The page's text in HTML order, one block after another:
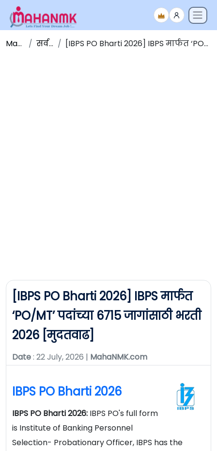
Maha NMK सर्व जाहिराती [IBPS PO Bharti 2026] IBPS मार्फत ‘PO/MT’ पदांच्या 6715 जागांसाठी भरती 2026 [मुदतवाढ]
[IBPS PO Bharti 2026] IBPS मार्फत
‘PO/MT’ पदांच्या 6715 जागांसाठी भरती
2026 [मुदतवाढ]
Date: 22 July, 2026 | MahaNMK.com
IBPS PO Bharti 2026
IBPS PO Bharti 2026: IBPS PO's full form
is Institute of Banking Personnel
Selection- Probationary Officer, IBPS has the